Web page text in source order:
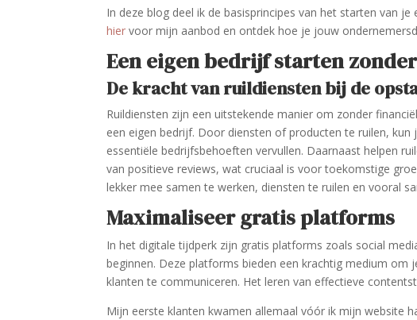
In deze blog deel ik de basisprincipes van het starten van
hier voor mijn aanbod en ontdek hoe je jouw
Een eigen bedrijf starten
De kracht van ruildiensten bij de
Ruildiensten zijn een uitstekende manier om zonder
een eigen bedrijf. Door diensten of producten te ruilen,
essentiële bedrijfsbehoeften vervullen. Daarnaast helpen
van positieve reviews, wat cruciaal is voor toekomstige
lekker mee samen te werken, diensten te ruilen en vooral
Maximaliseer gratis platforms
In het digitale tijdperk zijn gratis platforms zoals social
beginnen. Deze platforms bieden een krachtig medium
klanten te communiceren. Het leren van effectieve
Mijn eerste klanten kwamen allemaal vóór ik mijn website